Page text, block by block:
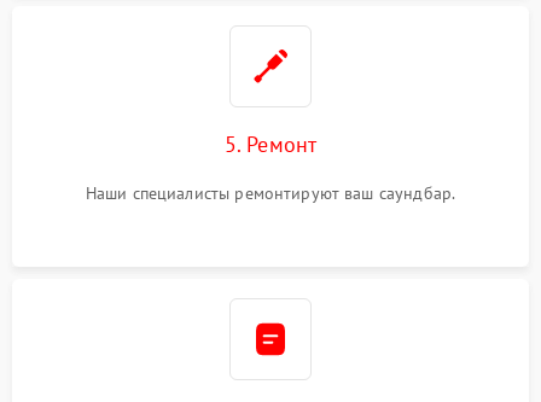
5. Ремонт
Наши специалисты ремонтируют ваш саундбар.